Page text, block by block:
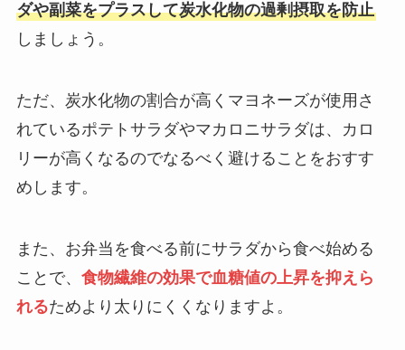
ダや副菜をプラスして炭水化物の過剰摂取を防止
しましょう。
ただ、炭水化物の割合が高くマヨネーズが使用さ
れているポテトサラダやマカロニサラダは、カロ
リーが高くなるのでなるべく避けることをおすす
めします。
また、お弁当を食べる前にサラダから食べ始める
ことで、 食物繊維の効果で血糖値の上昇を抑えら
れるためより太りにくくなりますよ。